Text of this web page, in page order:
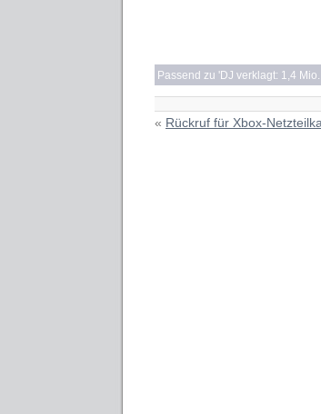
Passend zu 'DJ verklagt: 1,4
« Rückruf für Xbox-